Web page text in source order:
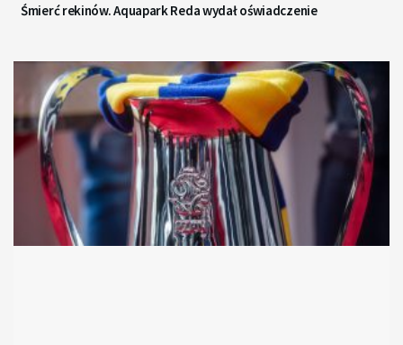
Śmierć rekinów. Aquapark Reda wydał oświadczenie